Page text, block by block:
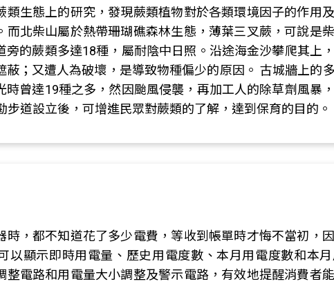
類生態上的研究，發現蕨類植物對於各類環境因子的作用
而北柴山屬於熱帶珊瑚礁森林生態，薄葉三叉蕨，可說是
旁的蕨類多達18種，屬耐陰中日照。沿途海金沙攀爬其上
蔽；又遭人為破壞，是導致物種偏少的原因。 古城牆上的
時曾達19種之多，然因颱風侵襲，再加工人的除草劑風暴
步道設立後，可增進民眾對蕨類的了解，達到保育的目的。
時，都不知道花了多少電費，等收到帳單時才悔不當初，
以顯示即時用電量、歷史用電度數、本月用電度數和本
整電路和用電量大小調整及警示電路，有效地提醒消費者